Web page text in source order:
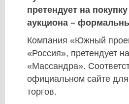
претендует на
аукциона –
Компания «Южный
«Россия», претендует
«Массандра».
официальном сайте
торгов.